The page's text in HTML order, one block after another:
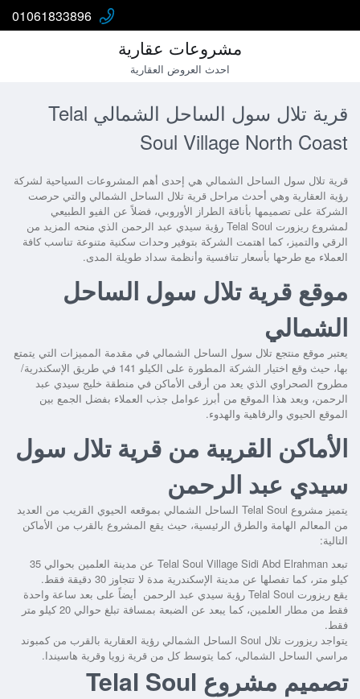
01061833896
مشروعات عقارية
احدث العروض العقارية
قرية تلال سول الساحل الشمالي Telal
Soul Village North Coast
قرية تلال سول الساحل الشمالي هي إحدى أهم المشروعات السياحية لشركة
رؤية العقارية وهي أحدث مراحل قرية تلال الساحل الشمالي والتي حرصت
الشركة على تصميمها بأناقة الطراز الأوروبي، فضلاً عن الفيو الطبيعي
لمشروع ريزورت Telal Soul رؤية سيدي عبد الرحمن
الذي منحه المزيد من
الرقي والتميز، كما اهتمت الشركة بتوفير وحدات سكنية متنوعة تناسب كافة
العملاء مع طرحها بأسعار تنافسية وأنظمة سداد طويلة المدى.
موقع قرية تلال سول الساحل
الشمالي
يعتبر موقع منتجع تلال سول الساحل الشمالي في مقدمة المميزات التي يتمتع
بها، حيث وقع اختيار الشركة المطورة على الكيلو 141 في طريق الإسكندرية/
مطروح الصحراوي الذي يعد من أرقى الأماكن في منطقة خليج سيدي عبد
الرحمن، ويعد هذا الموقع من أبرز عوامل جذب العملاء بفضل الجمع بين
الموقع الحيوي والرفاهية والهدوء.
الأماكن القريبة من قرية تلال سول
سيدي عبد الرحمن
يتميز مشروع Telal Soul الساحل الشمالي
بموقعه الحيوي القريب من العديد
من المعالم الهامة والطرق الرئيسية، حيث يقع المشروع بالقرب من الأماكن
التالية:
تبعد Telal Soul Village Sidi Abd Elrahman
عن مدينة العلمين بحوالي 35
كيلو متر، كما تفصلها عن مدينة الإسكندرية مدة لا تتجاوز 30 دقيقة فقط.
يقع ريزورت Telal Soul رؤية سيدي عبد الرحمن
أيضاً على بعد ساعة واحدة
فقط من مطار العلمين، كما يبعد عن الضبعة بمسافة تبلغ حوالي 20 كيلو متر
فقط.
يتواجد ريزورت تلال Soul الساحل الشمالي رؤية العقارية
بالقرب من كمبوند
مراسي الساحل الشمالي، كما يتوسط كل من قرية زويا وقرية هاسيندا.
تصميم مشروع Telal Soul